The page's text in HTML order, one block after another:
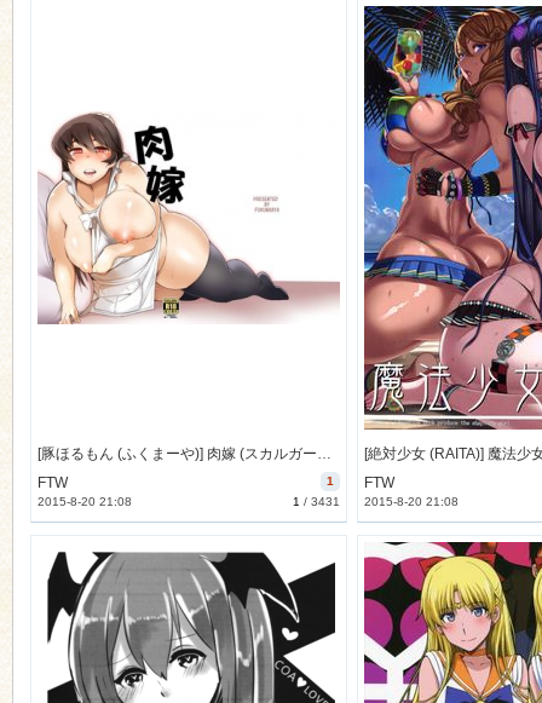
[豚ほるもん (ふくまーや)] 肉嫁 (スカルガールズ) [55M]
1
FTW
1 / 3431
2015-8-20 21:08
FTW
2015-8-20 21:08